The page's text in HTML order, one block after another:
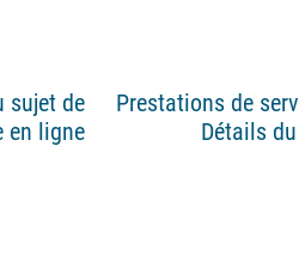
sujet de Prestations de
en ligne
Détails